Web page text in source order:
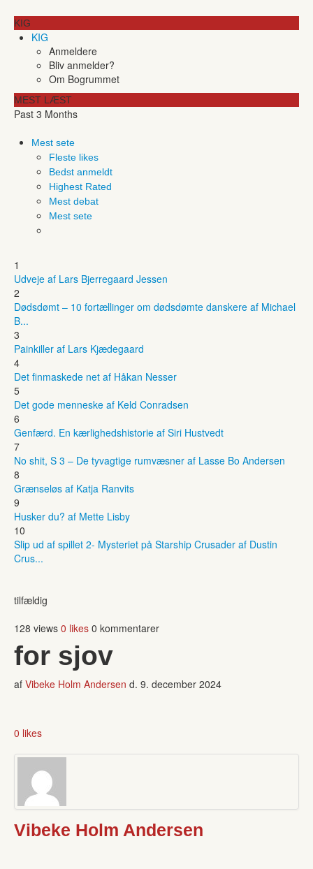
KIG
KIG
Anmeldere
Bliv anmelder?
Om Bogrummet
MEST LÆST
Past 3 Months
Mest sete
Fleste likes
Bedst anmeldt
Highest Rated
Mest debat
Mest sete
1
Udveje af Lars Bjerregaard Jessen
2
Dødsdømt – 10 fortællinger om dødsdømte danskere af Michael
B...
3
Painkiller af Lars Kjædegaard
4
Det finmaskede net af Håkan Nesser
5
Det gode menneske af Keld Conradsen
6
Genfærd. En kærlighedshistorie af Siri Hustvedt
7
No shit, S 3 – De tyvagtige rumvæsner af Lasse Bo Andersen
8
Grænseløs af Katja Ranvits
9
Husker du? af Mette Lisby
10
Slip ud af spillet 2- Mysteriet på Starship Crusader af Dustin
Crus...
tilfældig
128 views 0 likes 0 kommentarer
for sjov
af Vibeke Holm Andersen d. 9. december 2024
0 likes
Vibeke Holm Andersen